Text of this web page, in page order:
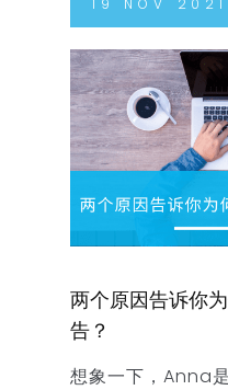
19 NOV 2021
两个原因告诉你
告？
想象一下，Anna